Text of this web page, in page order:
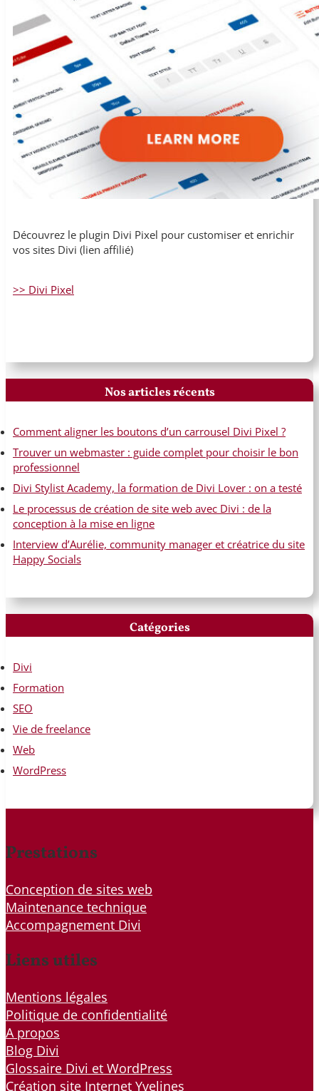
Découvrez le plugin Divi Pixel pour customiser et enrichir
vos sites Divi (lien affilié)
>> Divi Pixel
Nos articles récents
Comment aligner les boutons d’un carrousel Divi Pixel ?
Trouver un webmaster : guide complet pour choisir le bon
professionnel
Divi Stylist Academy, la formation de Divi Lover : on a testé
Le processus de création de site web avec Divi : de la
conception à la mise en ligne
Interview d’Aurélie, community manager et créatrice du site
Happy Socials
Catégories
Divi
Formation
SEO
Vie de freelance
Web
WordPress
Prestations
Conception de sites web
Maintenance technique
Accompagnement Divi
Liens utiles
Mentions légales
Politique de confidentialité
A propos
Blog Divi
Glossaire Divi et WordPress
Création site Internet Yvelines